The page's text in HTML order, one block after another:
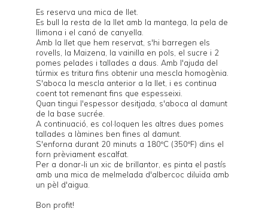
Es reserva una mica de llet.
Es bull la resta de la llet amb la mantega, la pela de
llimona i el canó de canyella.
Amb la llet que hem reservat, s'hi barregen els
rovells, la Maizena, la vainilla en pols, el sucre i 2
pomes pelades i tallades a daus. Amb l'ajuda del
túrmix es tritura fins obtenir una mescla homogènia.
S'aboca la mescla anterior a la llet, i es continua
coent tot remenant fins que espesseixi.
Quan tingui l'espessor desitjada, s'aboca al damunt
de la base sucrée.
A continuació, es col·loquen les altres dues pomes
tallades a làmines ben fines al damunt.
S'enforna durant 20 minuts a 180ºC (350ºF) dins el
forn prèviament escalfat.
Per a donar-li un xic de brillantor, es pinta el pastís
amb una mica de melmelada d'albercoc diluïda amb
un pèl d'aigua.
Bon profit!